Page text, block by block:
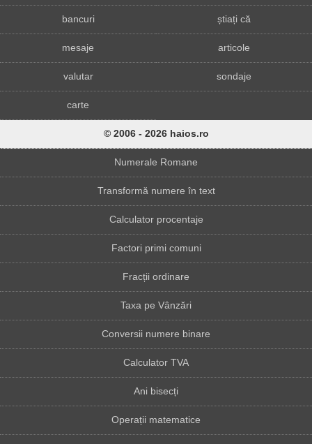
bancuri știați că
mesaje articole
valutar sondaje
carte
© 2006 - 2026 haios.ro
Numerale Romane
Transformă numere în text
Calculator procentaje
Factori primi comuni
Fracții ordinare
Taxa pe Vânzări
Conversii numere binare
Calculator TVA
Ani bisecți
Operații matematice